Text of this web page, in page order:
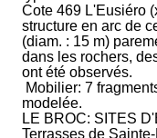
Cote 469 L'Eusiéro
structure en arc de
(diam. : 15 m)
dans les rochers,
ont été observés.
Mobilier: 7
modelée.
LE BROC: SITES
Terrasses de